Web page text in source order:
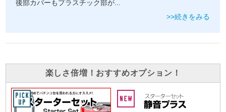
後部カバーもプラスチック部が...
>>続きをみる
楽しさ倍増！おすすめオプション！